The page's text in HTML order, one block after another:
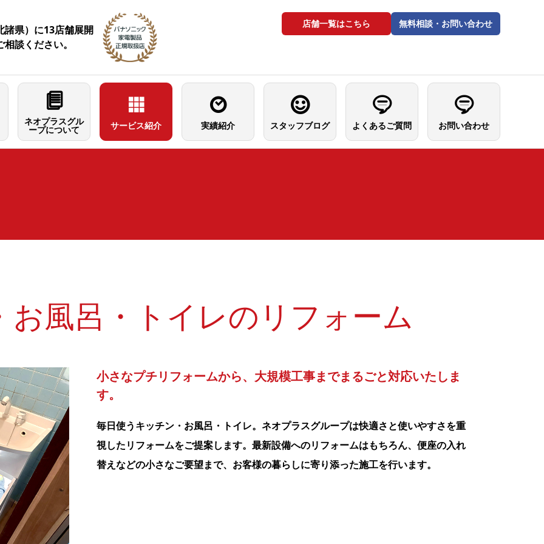
諸県）に13店舗展開
談ください。
店舗一覧はこちら 無料相談・お問い合わせ
ネオプラスグル
ープについて サービス紹介 実績紹介 スタッフブログ よくあるご質問 お問い合わせ
お風呂・トイレのリフォーム
小さなプチリフォームから、大規模工事までまるごと対応いたしま
す。
毎日使うキッチン・お風呂・トイレ。ネオプラスグループは快適さと使いやすさを重
視したリフォームをご提案します。最新設備へのリフォームはもちろん、便座の入れ
替えなどの小さなご要望まで、お客様の暮らしに寄り添った施工を行います。